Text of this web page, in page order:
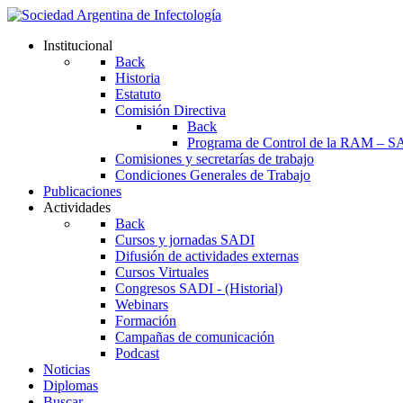
Institucional
Back
Historia
Estatuto
Comisión Directiva
Back
Programa de Control de la RAM –
Comisiones y secretarías de trabajo
Condiciones Generales de Trabajo
Publicaciones
Actividades
Back
Cursos y jornadas SADI
Difusión de actividades externas
Cursos Virtuales
Congresos SADI - (Historial)
Webinars
Formación
Campañas de comunicación
Podcast
Noticias
Diplomas